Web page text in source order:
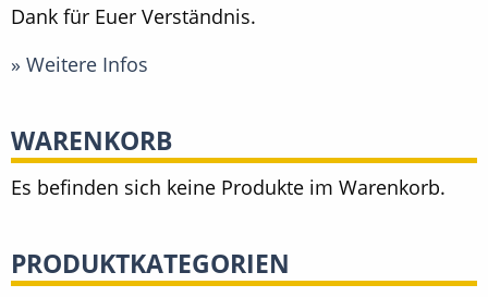
Dank für Euer Verständnis.
» Weitere Infos
WARENKORB
Es befinden sich keine Produkte im Warenkorb.
PRODUKTKATEGORIEN